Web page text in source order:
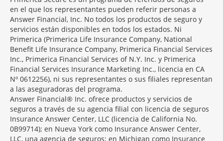
en el que los representantes pueden referir personas a
Answer Financial, Inc. No todos los productos de seguro y
servicios están disponibles en todos los estados. Ni
Primerica (Primerica Life Insurance Company, National
Benefit Life Insurance Company, Primerica Financial Services
Inc., Primerica Financial Services of N.Y. Inc. y Primerica
Financial Services Insurance Marketing Inc., licencia en CA
Nº 0612256), ni sus representantes o sus filiales representan
a las aseguradoras del programa.
Answer Financial® Inc. ofrece productos y servicios de
seguros a través de su agencia filial con licencia de seguros
Insurance Answer Center, LLC (licencia de California No.
0B99714); en Nueva York como Insurance Answer Center,
LLC, una agencia de seguros; en Michigan como Insurance